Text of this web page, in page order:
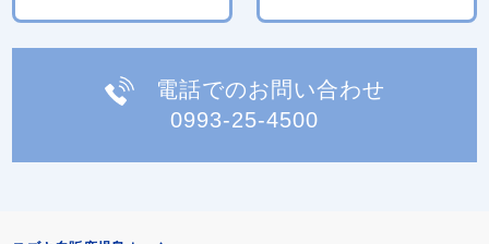
電話でのお問い合わせ
0993-25-4500